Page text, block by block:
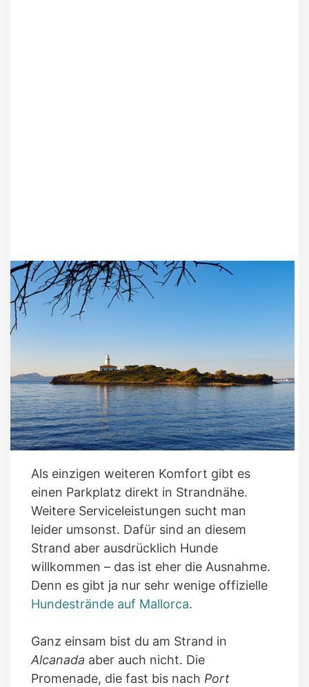
Als einzigen weiteren Komfort gibt es
einen Parkplatz direkt in Strandnähe.
Weitere Serviceleistungen sucht man
leider umsonst. Dafür sind an diesem
Strand aber ausdrücklich Hunde
willkommen – das ist eher die Ausnahme.
Denn es gibt ja nur sehr wenige offizielle
Hundestrände auf Mallorca.
Ganz einsam bist du am Strand in
Alcanada aber auch nicht. Die
Promenade, die fast bis nach Port